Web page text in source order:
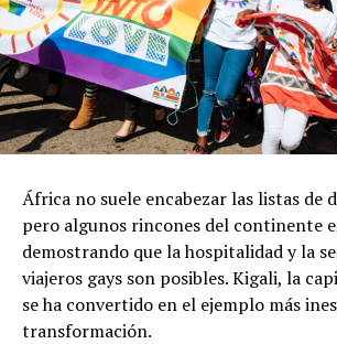
África no suele encabezar las listas de
pero algunos rincones del continente
demostrando que la hospitalidad y la
viajeros gays son posibles. Kigali, la
se ha convertido en el ejemplo más
transformación.